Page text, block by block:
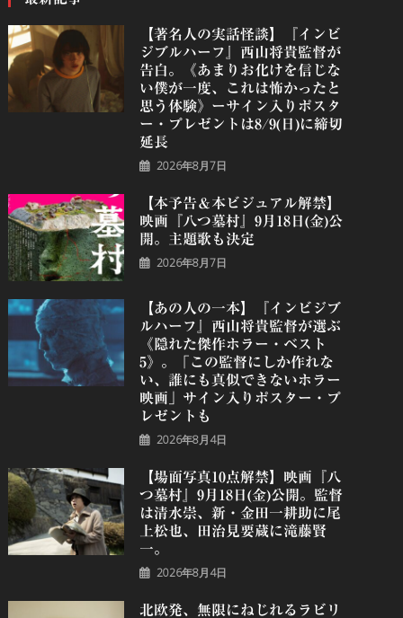
【著名人の実話怪談】『インビ
ジブルハーフ』⻄⼭将貴監督が
告白。《あまりお化けを信じな
い僕が一度、これは怖かったと
思う体験》ーサイン入りポスタ
ー・プレゼントは8/9(日)に締切
延長
2026年8月7日
【本予告＆本ビジュアル解禁】
映画『八つ墓村』9月18日(金)公
開。主題歌も決定
2026年8月7日
【あの人の一本】『インビジブ
ルハーフ』⻄⼭将貴監督が選ぶ
《隠れた傑作ホラー・ベスト
5》。「この監督にしか作れな
い、誰にも真似できないホラー
映画」サイン入りポスター・プ
レゼントも
2026年8月4日
【場面写真10点解禁】映画『八
つ墓村』9月18日(金)公開。監督
は清水崇、新・金田一耕助に尾
上松也、田治見要蔵に滝藤賢
一。
2026年8月4日
北欧発、無限にねじれるラビリ